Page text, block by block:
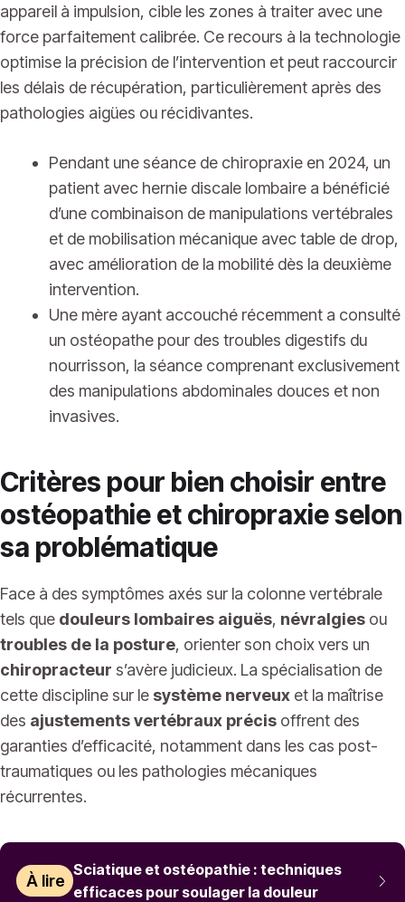
appareil à impulsion, cible les zones à traiter avec une
force parfaitement calibrée. Ce recours à la technologie
optimise la précision de l’intervention et peut raccourcir
les délais de récupération, particulièrement après des
pathologies aigües ou récidivantes.
Pendant une séance de chiropraxie en 2024, un
patient avec hernie discale lombaire a bénéficié
d’une combinaison de manipulations vertébrales
et de mobilisation mécanique avec table de drop,
avec amélioration de la mobilité dès la deuxième
intervention.
Une mère ayant accouché récemment a consulté
un ostéopathe pour des troubles digestifs du
nourrisson, la séance comprenant exclusivement
des manipulations abdominales douces et non
invasives.
Critères pour bien choisir entre
ostéopathie et chiropraxie selon
sa problématique
Face à des symptômes axés sur la colonne vertébrale
tels que douleurs lombaires aiguës, névralgies ou
troubles de la posture, orienter son choix vers un
chiropracteur s’avère judicieux. La spécialisation de
cette discipline sur le système nerveux et la maîtrise
des ajustements vertébraux précis offrent des
garanties d’efficacité, notamment dans les cas post-
traumatiques ou les pathologies mécaniques
récurrentes.
À lire
Sciatique et ostéopathie : techniques
efficaces pour soulager la douleur